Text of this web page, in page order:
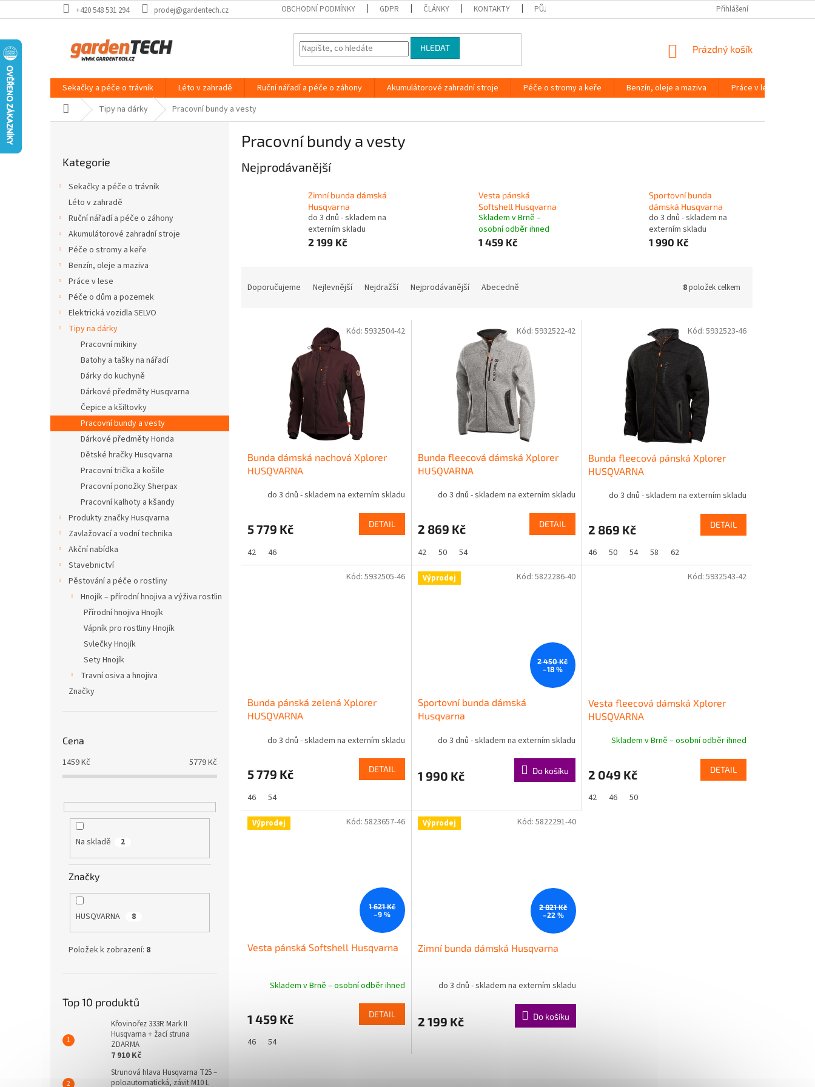
na
+420 548 531 294 prodej@gardentech.cz OBCHODNÍ PODMÍNKY GDPR ČLÁNKY KONTAKTY PŮJČOVNA ZAHRADNÍ TECHNIKY BRNO SLOVNÍK POJMŮ
Přihlášení
HLEDAT
NÁKUPNÍ
Prázdný košík
Sekačky a péče o trávník Léto v zahradě Ruční nářadí a péče o záhony Akumulátorové zahradní stroje Péče o stromy a keře Benzín, oleje a maziva Práce v lese
Domů Tipy na dárky Pracovní bundy a vesty
kategorie
Kategorie
Sekačky a péče o trávník
Léto v zahradě
Ruční nářadí a péče o záhony
Akumulátorové zahradní stroje
Péče o stromy a keře
Benzín, oleje a maziva
Práce v lese
Péče o dům a pozemek
Elektrická vozidla SELVO
Tipy na dárky
Pracovní mikiny
Batohy a tašky na nářadí
Dárky do kuchyně
Dárkové předměty Husqvarna
Čepice a kšiltovky
Pracovní bundy a vesty
Dárkové předměty Honda
Dětské hračky Husqvarna
Pracovní trička a košile
Pracovní ponožky Sherpax
Pracovní kalhoty a kšandy
Produkty značky Husqvarna
Zavlažovací a vodní technika
Akční nabídka
Stavebnictví
Pěstování a péče o rostliny
Hnojík – přírodní hnojiva a výživa rostlin
Přírodní hnojiva Hnojík
Vápník pro rostliny Hnojík
Svlečky Hnojík
Sety Hnojík
Travní osiva a hnojiva
Značky
Cena
1459Kč 5779Kč
Na skladě 2
Značky
HUSQVARNA 8
Položek k zobrazení: 8
Top 10 produktů
Křovinořez 333R Mark II
Husqvarna + žací struna
ZDARMA
7 910 Kč
Strunová hlava Husqvarna T25 –
poloautomatická, závit M10 L
Pracovní bundy a vesty
Nejprodávanější
Zimní bunda dámská
Husqvarna
do 3 dnů - skladem na
externím skladu
2 199 Kč
Vesta pánská
Softshell Husqvarna
Skladem v Brně –
osobní odběr ihned
1 459 Kč
Sportovní bunda
dámská Husqvarna
do 3 dnů - skladem na
externím skladu
1 990 Kč
Doporučujeme Nejlevnější Nejdražší Nejprodávanější Abecedně 8položek celkem
Bunda dámská nachová Xplorer
HUSQVARNA
do 3 dnů - skladem na externím skladu
5 779 Kč DETAIL
42 46
Kód: 5932504-42
Bunda fleecová dámská Xplorer
HUSQVARNA
do 3 dnů - skladem na externím skladu
2 869 Kč DETAIL
42 50 54
Kód: 5932522-42
Bunda fleecová pánská Xplorer
HUSQVARNA
do 3 dnů - skladem na externím skladu
2 869 Kč DETAIL
46 50 54 58 62
Kód: 5932523-46
Bunda pánská zelená Xplorer
HUSQVARNA
do 3 dnů - skladem na externím skladu
5 779 Kč DETAIL
46 54
Kód: 5932505-46 Výprodej
2 450 Kč
–18 %
Sportovní bunda dámská
Husqvarna
do 3 dnů - skladem na externím skladu
1 990 Kč Do košíku
Kód: 5822286-40
Vesta fleecová dámská Xplorer
HUSQVARNA
Skladem v Brně – osobní odběr ihned
2 049 Kč DETAIL
42 46 50
Kód: 5932543-42
Výprodej
1 621 Kč
–9 %
Vesta pánská Softshell Husqvarna
Skladem v Brně – osobní odběr ihned
1 459 Kč DETAIL
46 54
Kód: 5823657-46 Výprodej
2 821 Kč
–22 %
Zimní bunda dámská Husqvarna
do 3 dnů - skladem na externím skladu
2 199 Kč Do košíku
Kód: 5822291-40